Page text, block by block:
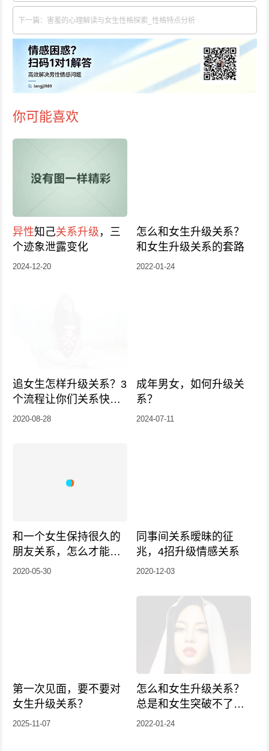
下一篇：害羞的心理解读与女生性格探索_性格特点分析
你可能喜欢
异性知己关系升级 ，三
个迹象泄露变化
2024-12-20
怎么和女生升级关系？
和女生升级关系的套路
2022-01-24
追女生怎样升级关系？3
个流程让你们关系快速
升级
2020-08-28
成年男女，如何升级关
系？
2024-07-11
和一个女生保持很久的
朋友关系，怎么才能升
级关系？
2020-05-30
同事间关系暧昧的征
兆，4招升级情感关系
2020-12-03
第一次见面，要不要对
女生升级关系？
2025-11-07
怎么和女生升级关系？
总是和女生突破不了关
系该怎么办？
2022-01-24